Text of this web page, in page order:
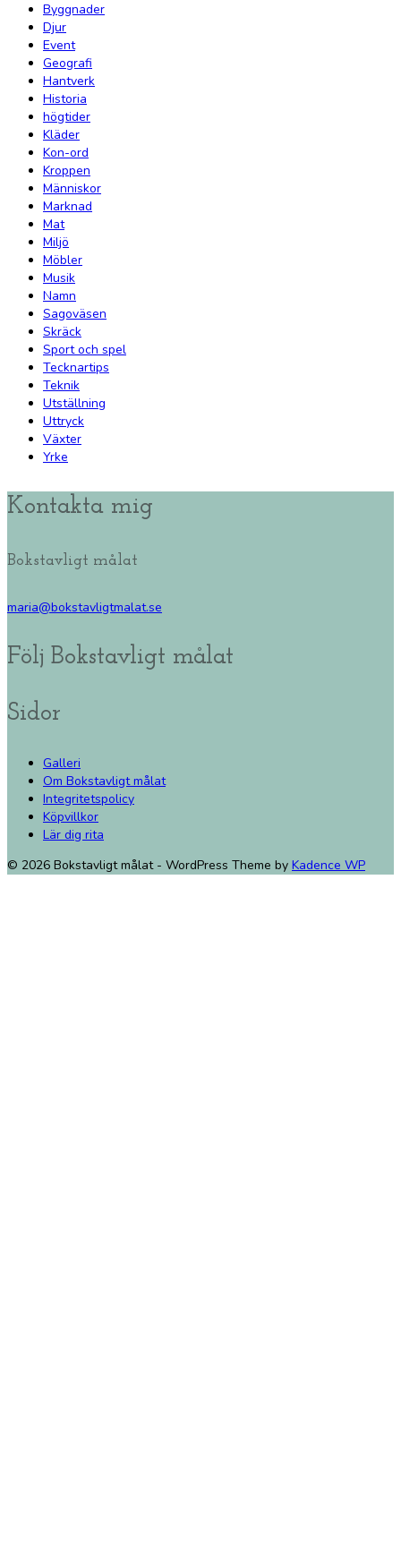
Byggnader
Djur
Event
Geografi
Hantverk
Historia
högtider
Kläder
Kon-ord
Kroppen
Människor
Marknad
Mat
Miljö
Möbler
Musik
Namn
Sagoväsen
Skräck
Sport och spel
Tecknartips
Teknik
Utställning
Uttryck
Växter
Yrke
Kontakta mig
Bokstavligt målat
maria@bokstavligtmalat.se
Följ Bokstavligt målat
Sidor
Galleri
Om Bokstavligt målat
Integritetspolicy
Köpvillkor
Lär dig rita
© 2026 Bokstavligt målat - WordPress Theme by Kadence WP